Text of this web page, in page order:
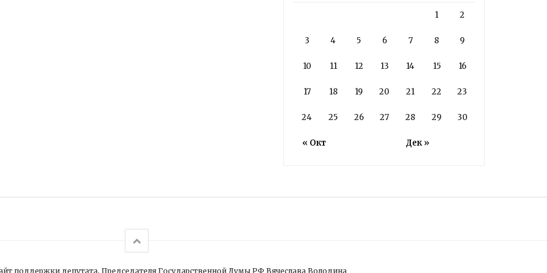
« Окт Дек »
1 2
3 4 5 6 7 8 9
10 11 12 13 14 15 16
17 18 19 20 21 22 23
24 25 26 27 28 29 30
поддержки депутата, Председателя Государственной Думы РФ Вячеслава Володина